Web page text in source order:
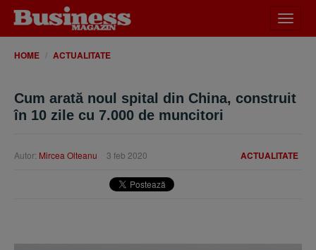
meniu
HOME ACTUALITATE
Cum arată noul spital din China, construit
în 10 zile cu 7.000 de muncitori
ACTUALITATE
Autor: Mircea Olteanu 3 feb 2020